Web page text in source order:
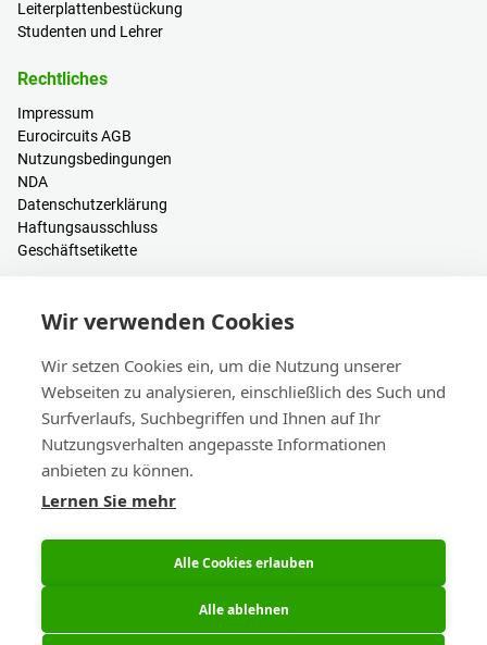
Leiterplattenbestückung
Studenten und Lehrer
Rechtliches
Impressum
Eurocircuits AGB
Nutzungsbedingungen
NDA
Datenschutzerklärung
Haftungsausschluss
Geschäftsetikette
PCB Kalkulator
Hilfe & Wissen
Blogs
Events
Kontakt
Vertrieb & Kundendienst
Wir verwenden Cookies
Wir setzen Cookies ein, um die Nutzung unserer
Webseiten zu analysieren, einschließlich des Such und
Surfverlaufs, Suchbegriffen und Ihnen auf Ihr
Nutzungsverhalten angepasste Informationen
anbieten zu können.
Lernen Sie mehr
Alle Cookies erlauben
Alle ablehnen